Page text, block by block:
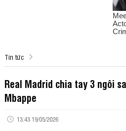
Tin tức
Real Madrid chia tay 3 ngôi
Mbappe
13:43 19/05/2026